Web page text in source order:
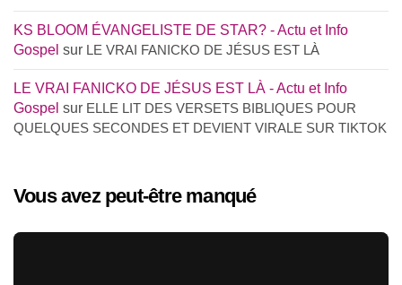
KS BLOOM ÉVANGELISTE DE STAR? - Actu et Info
Gospel sur LE VRAI FANICKO DE JÉSUS EST LÀ
LE VRAI FANICKO DE JÉSUS EST LÀ - Actu et Info
Gospel sur ELLE LIT DES VERSETS BIBLIQUES POUR
QUELQUES SECONDES ET DEVIENT VIRALE SUR TIKTOK
Vous avez peut-être manqué